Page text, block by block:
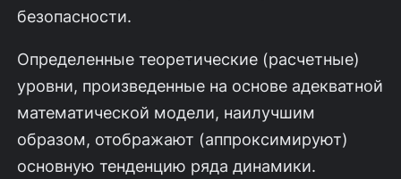
безопасности.
Определенные теоретические (расчетные)
уровни, произведенные на основе адекватной
математической модели, наилучшим
образом, отображают (аппроксимируют)
основную тенденцию ряда динамики.